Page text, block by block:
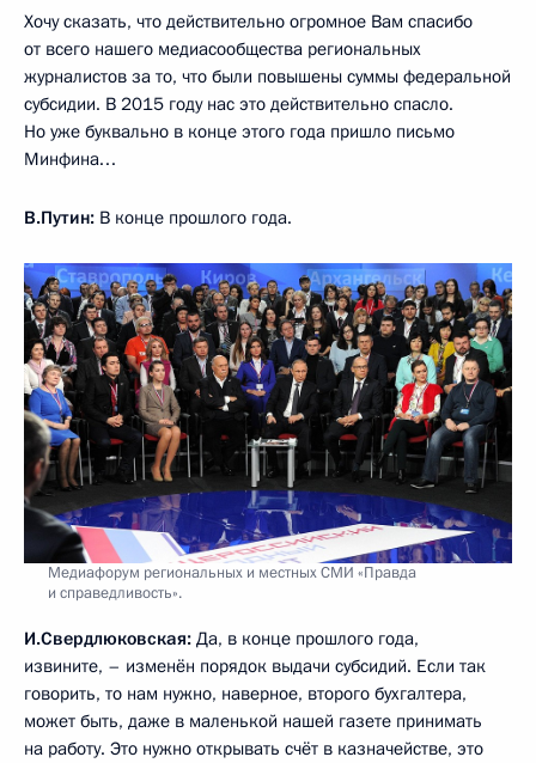
Хочу сказать, что действительно огромное Вам спасибо
от всего нашего медиасообщества региональных
журналистов за то, что были повышены суммы федеральной
субсидии. В 2015 году нас это действительно спасло.
Но уже буквально в конце этого года пришло письмо
Минфина…
В.Путин: В конце прошлого года.
Медиафорум региональных и местных СМИ «Правда
и справедливость».
И.Свердлюковская: Да, в конце прошлого года,
извините, – изменён порядок выдачи субсидий. Если так
говорить, то нам нужно, наверное, второго бухгалтера,
может быть, даже в маленькой нашей газете принимать
на работу. Это нужно открывать счёт в казначействе, это